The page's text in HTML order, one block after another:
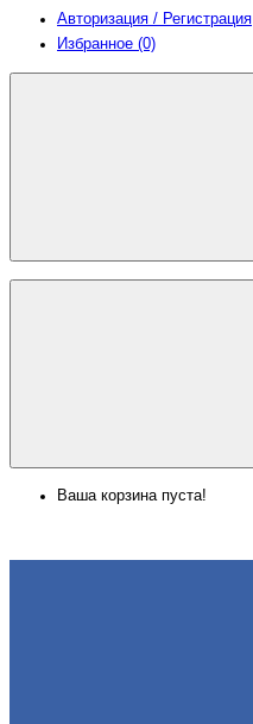
Авторизация / Регистрация
Избранное (0)
Ваша корзина пуста!